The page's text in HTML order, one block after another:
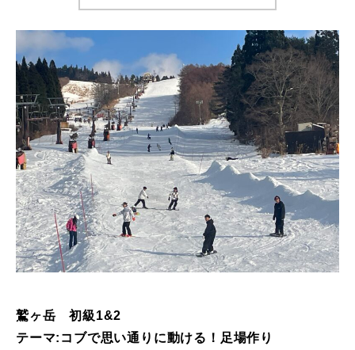
鷲ヶ岳＆高鷲スノーパーク
宮城山形
岩手高原
白馬五竜FA
レッスンテーマから選ぶ Lesson Theme
初級1
初級2
中級2
鷲ヶ岳 初級1&2
テーマ:コブで思い通りに動ける！足場作り